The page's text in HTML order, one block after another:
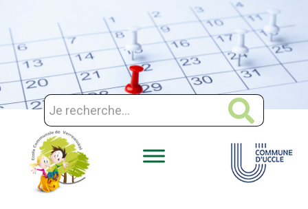
Aller
au
contenu